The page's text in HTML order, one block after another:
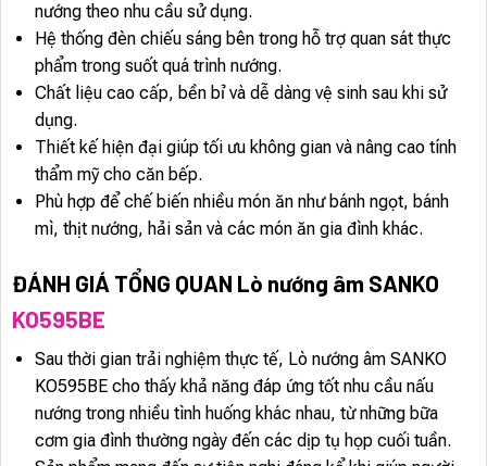
nướng theo nhu cầu sử dụng.
Hệ thống đèn chiếu sáng bên trong hỗ trợ quan sát thực
phẩm trong suốt quá trình nướng.
Chất liệu cao cấp, bền bỉ và dễ dàng vệ sinh sau khi sử
dụng.
Thiết kế hiện đại giúp tối ưu không gian và nâng cao tính
thẩm mỹ cho căn bếp.
Phù hợp để chế biến nhiều món ăn như bánh ngọt, bánh
mì, thịt nướng, hải sản và các món ăn gia đình khác.
ĐÁNH GIÁ TỔNG QUAN Lò nướng âm SANKO
KO595BE
Sau thời gian trải nghiệm thực tế, Lò nướng âm SANKO
KO595BE cho thấy khả năng đáp ứng tốt nhu cầu nấu
nướng trong nhiều tình huống khác nhau, từ những bữa
cơm gia đình thường ngày đến các dịp tụ họp cuối tuần.